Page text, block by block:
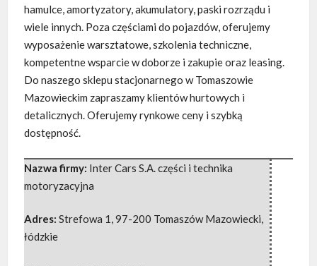
hamulce, amortyzatory, akumulatory, paski rozrządu i
wiele innych. Poza częściami do pojazdów, oferujemy
wyposażenie warsztatowe, szkolenia techniczne,
kompetentne wsparcie w doborze i zakupie oraz leasing.
Do naszego sklepu stacjonarnego w Tomaszowie
Mazowieckim zapraszamy klientów hurtowych i
detalicznych. Oferujemy rynkowe ceny i szybką
dostępność.
Nazwa firmy: Inter Cars S.A. części i technika
motoryzacyjna
Adres: Strefowa 1,97-200 Tomaszów Mazowiecki,
łódzkie